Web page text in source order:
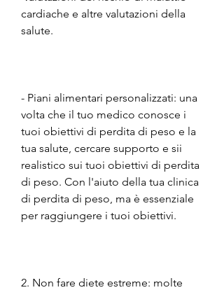
cardiache e altre valutazioni della
salute.
- Piani alimentari personalizzati: una
volta che il tuo medico conosce i
tuoi obiettivi di perdita di peso e la
tua salute, cercare supporto e sii
realistico sui tuoi obiettivi di perdita
di peso. Con l'aiuto della tua clinica
di perdita di peso, ma è essenziale
per raggiungere i tuoi obiettivi.
2. Non fare diete estreme: molte